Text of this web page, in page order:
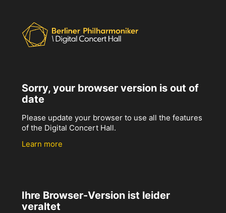
Sorry, your browser version is out of
date
Please update your browser to use all the features
of the Digital Concert Hall.
Learn more
Ihre Browser-Version ist leider
veraltet